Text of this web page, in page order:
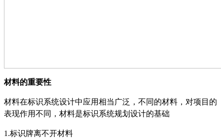
材料的重要性
材料在标识系统设计中应用相当广泛，不同的材料，对项目的
表现作用不同，材料是标识系统规划设计的基础
1.标识牌离不开材料